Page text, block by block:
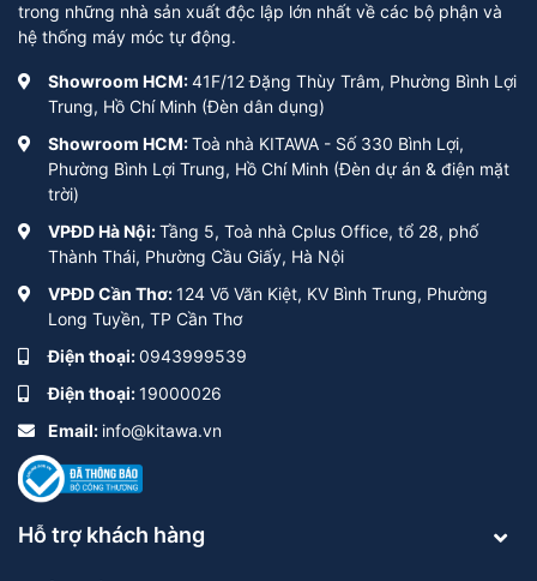
lượng một cách linh hoạt so với những loại đèn
loại đèn này cần phải lựa chọn vị trí phù hợp, những
che khuất.
trong những nhà sản xuất độc lập lớn nhất về các bộ phận và
hệ thống máy móc tự động.
Showroom HCM:41F/12 Đặng Thùy Trâm, Phường Bình Lợi
Trung, Hồ Chí Minh (Đèn dân dụng)
Showroom HCM:Toà nhà KITAWA - Số 330 Bình Lợi,
Phường Bình Lợi Trung, Hồ Chí Minh (Đèn dự án & điện mặt
trời)
VPĐD Hà Nội:Tầng 5, Toà nhà Cplus Office, tổ 28, phố
Thành Thái, Phường Cầu Giấy, Hà Nội
VPĐD Cần Thơ:124 Võ Văn Kiệt, KV Bình Trung, Phường
Long Tuyền, TP Cần Thơ
Điện thoại:0943999539
Điện thoại:19000026
Email: info@kitawa.vn
Hỗ trợ khách hàng